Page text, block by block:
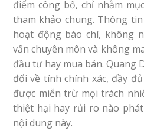
điểm công bố, chỉ nhằm
tham khảo chung. Thông
hoạt động báo chí, không
vấn chuyên môn và không
đầu tư hay mua bán. Quang
đối về tính chính xác, đầy
được miễn trừ mọi trách
thiệt hại hay rủi ro nào
nội dung này.